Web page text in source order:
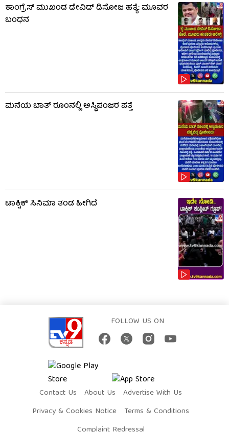
ಕಾಂಗ್ರೆಸ್ ಮುಖಂಡ ಡೇವಿಡ್ ಡಿಸೋಜ ಹತ್ಯೆ: ಮೂವರ
ಬಂಧನ
ಮನೆಯ ಬಾತ್ ರೂಂನಲ್ಲಿ ಅಸ್ಥಿಪಂಜರ ಪತ್ತೆ
ಟಾಕ್ಸಿಕ್​​​ ಸಿನಿಮಾ ತಂಡ ಹೀಗಿದೆ
FOLLOW US ON
Contact Us About Us
Advertise With Us
Privacy & Cookies Notice
Terms & Conditions